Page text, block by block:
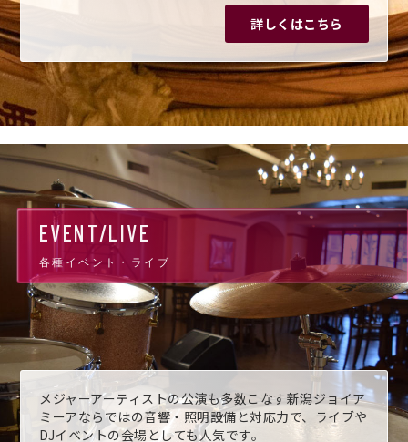
詳しくはこちら
EVENT/LIVE
各種イベント・ライブ
メジャーアーティストの公演も多数こなす新潟ジョイア
ミーアならではの音響・照明設備と対応力で、ライブや
DJイベントの会場としても人気です。